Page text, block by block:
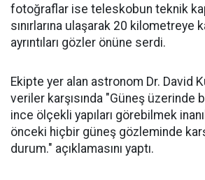
fotoğraflar ise teleskobun teknik
sınırlarına ulaşarak 20 kilometreye
ayrıntıları gözler önüne serdi.
Ekipte yer alan astronom Dr. David
veriler karşısında "Güneş üzerinde
ince ölçekli yapıları görebilmek
önceki hiçbir güneş gözleminde
durum." açıklamasını yaptı.